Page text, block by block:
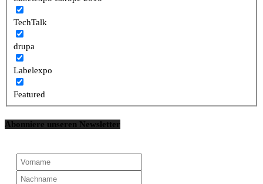
TechTalk
drupa
Labelexpo
Featured
Abonniere unseren Newsletter